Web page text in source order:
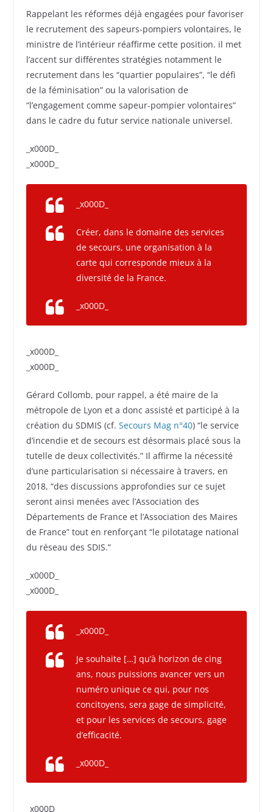
Rappelant les réformes déjà engagées pour favoriser
le recrutement des sapeurs-pompiers volontaires, le
ministre de l’intérieur réaffirme cette position. il met
l’accent sur différentes stratégies notamment le
recrutement dans les “quartier populaires”, “le défi
de la féminisation” ou la valorisation de
“l’engagement comme sapeur-pompier volontaires”
dans le cadre du futur service nationale universel.
_x000D_
_x000D_
_x000D_
Créer, dans le domaine des services
de secours, une organisation à la
carte qui corresponde mieux à la
diversité de la France.
_x000D_
_x000D_
_x000D_
Gérard Collomb, pour rappel, a été maire de la
métropole de Lyon et a donc assisté et participé à la
création du SDMIS (cf. Secours Mag n°40) “le service
d’incendie et de secours est désormais placé sous la
tutelle de deux collectivités.” Il affirme la nécessité
d’une particularisation si nécessaire à travers, en
2018, “des discussions approfondies sur ce sujet
seront ainsi menées avec l’Association des
Départements de France et l’Association des Maires
de France” tout en renforçant “le pilotatage national
du réseau des SDIS.”
_x000D_
_x000D_
_x000D_
Je souhaite […] qu’à horizon de cing
ans, nous puissions avancer vers un
numéro unique ce qui, pour nos
concitoyens, sera gage de simplicité,
et pour les services de secours, gage
d’efficacité.
_x000D_
_x000D_